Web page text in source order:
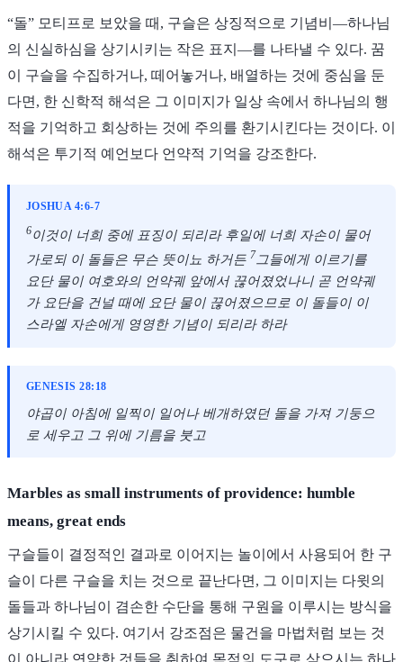
“돌” 모티프로 보았을 때, 구슬은 상징적으로 기념비—하나님
의 신실하심을 상기시키는 작은 표지—를 나타낼 수 있다. 꿈
이 구슬을 수집하거나, 떼어놓거나, 배열하는 것에 중심을 둔
다면, 한 신학적 해석은 그 이미지가 일상 속에서 하나님의 행
적을 기억하고 회상하는 것에 주의를 환기시킨다는 것이다. 이
해석은 투기적 예언보다 언약적 기억을 강조한다.
JOSHUA 4:6-7
6이것이 너희 중에 표징이 되리라 후일에 너희 자손이 물어
가로되 이 돌들은 무슨 뜻이뇨 하거든 7 그들에게 이르기를
요단 물이 여호와의 언약궤 앞에서 끊어졌었나니 곧 언약궤
가 요단을 건널 때에 요단 물이 끊어졌으므로 이 돌들이 이
스라엘 자손에게 영영한 기념이 되리라 하라
GENESIS 28:18
야곱이 아침에 일찍이 일어나 베개하였던 돌을 가져 기둥으
로 세우고 그 위에 기름을 붓고
Marbles as small instruments of providence: humble
means, great ends
구슬들이 결정적인 결과로 이어지는 놀이에서 사용되어 한 구
슬이 다른 구슬을 치는 것으로 끝난다면, 그 이미지는 다윗의
돌들과 하나님이 겸손한 수단을 통해 구원을 이루시는 방식을
상기시킬 수 있다. 여기서 강조점은 물건을 마법처럼 보는 것
이 아니라 연약한 것들을 취하여 목적의 도구로 삼으시는 하나